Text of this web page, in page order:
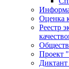
Оценка
Реестр
Проект